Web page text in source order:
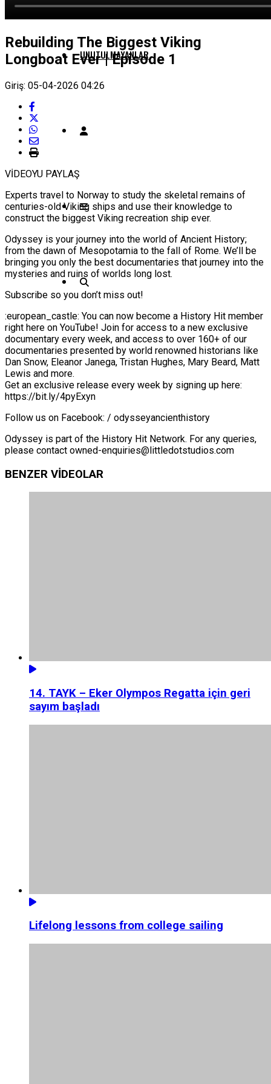
UNUTULMAYANLAR
Rebuilding The Biggest Viking
Longboat Ever | Episode 1
Giriş: 05-04-2026 04:26
VİDEOYU PAYLAŞ
Experts travel to Norway to study the skeletal remains of
centuries-old Viking ships and use their knowledge to
construct the biggest Viking recreation ship ever.
Odyssey is your journey into the world of Ancient History;
from the dawn of Mesopotamia to the fall of Rome. We’ll be
bringing you only the best documentaries that journey into the
mysteries and ruins of worlds long lost.
Subscribe so you don’t miss out!
:european_castle: You can now become a History Hit member
right here on YouTube! Join for access to a new exclusive
documentary every week, and access to over 160+ of our
documentaries presented by world renowned historians like
Dan Snow, Eleanor Janega, Tristan Hughes, Mary Beard, Matt
Lewis and more.
Get an exclusive release every week by signing up here:
https://bit.ly/4pyExyn
Follow us on Facebook: / odysseyancienthistory
Odyssey is part of the History Hit Network. For any queries,
please contact owned-enquiries@littledotstudios.com
BENZER VİDEOLAR
14. TAYK – Eker Olympos Regatta için geri
sayım başladı
Lifelong lessons from college sailing